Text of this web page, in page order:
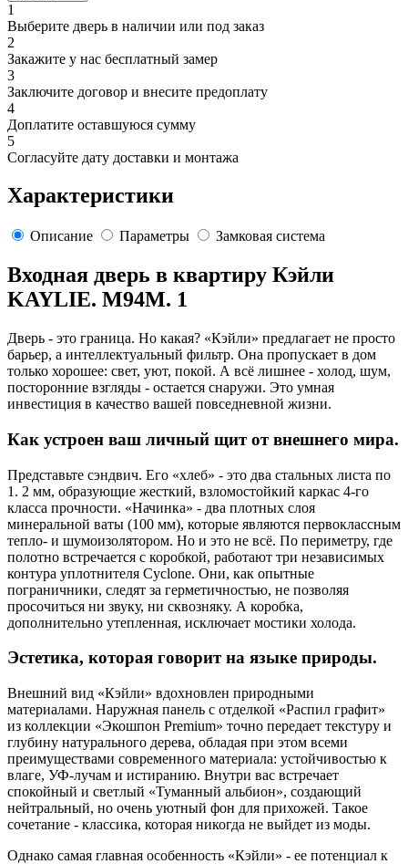
1
Выберите дверь в наличии или под заказ
2
Закажите у нас бесплатный замер
3
Заключите договор и внесите предоплату
4
Доплатите оставшуюся сумму
5
Согласуйте дату доставки и монтажа
Характеристики
Описание Параметры Замковая система
Входная дверь в квартиру Кэйли
KAYLIE. M94M. 1
Дверь - это граница. Но какая? «Кэйли» предлагает не просто
барьер, а интеллектуальный фильтр. Она пропускает в дом
только хорошее: свет, уют, покой. А всё лишнее - холод, шум,
посторонние взгляды - остается снаружи. Это умная
инвестиция в качество вашей повседневной жизни.
Как устроен ваш личный щит от внешнего мира.
Представьте сэндвич. Его «хлеб» - это два стальных листа по
1. 2 мм, образующие жесткий, взломостойкий каркас 4-го
класса прочности. «Начинка» - два плотных слоя
минеральной ваты (100 мм), которые являются первоклассным
тепло- и шумоизолятором. Но и это не всё. По периметру, где
полотно встречается с коробкой, работают три независимых
контура уплотнителя Cyclone. Они, как опытные
пограничники, следят за герметичностью, не позволяя
просочиться ни звуку, ни сквозняку. А коробка,
дополнительно утепленная, исключает мостики холода.
Эстетика, которая говорит на языке природы.
Внешний вид «Кэйли» вдохновлен природными
материалами. Наружная панель с отделкой «Распил графит»
из коллекции «Экошпон Premium» точно передает текстуру и
глубину натурального дерева, обладая при этом всеми
преимуществами современного материала: устойчивостью к
влаге, УФ-лучам и истиранию. Внутри вас встречает
спокойный и светлый «Туманный альбион», создающий
нейтральный, но очень уютный фон для прихожей. Такое
сочетание - классика, которая никогда не выйдет из моды.
Однако самая главная особенность «Кэйли» - ее потенциал к